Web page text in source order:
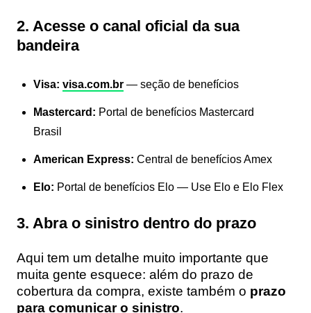
2. Acesse o canal oficial da sua
bandeira
Visa: visa.com.br — seção de benefícios
Mastercard: Portal de benefícios Mastercard
Brasil
American Express: Central de benefícios Amex
Elo: Portal de benefícios Elo — Use Elo e Elo Flex
3. Abra o sinistro dentro do prazo
Aqui tem um detalhe muito importante que
muita gente esquece: além do prazo de
cobertura da compra, existe também o prazo
para comunicar o sinistro.